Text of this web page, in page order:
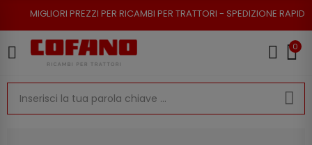
PREZZI PER RICAMBI PER TRATTORI - SPEDIZIONE RAPIDA - RESO
0